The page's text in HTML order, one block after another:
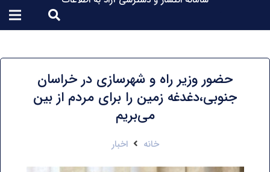
حضور وزیر راه و شهرسازی در خراسان
جنوبی،دغدغه زمین را برای مردم از بین
می‌بریم
خانه اخبار